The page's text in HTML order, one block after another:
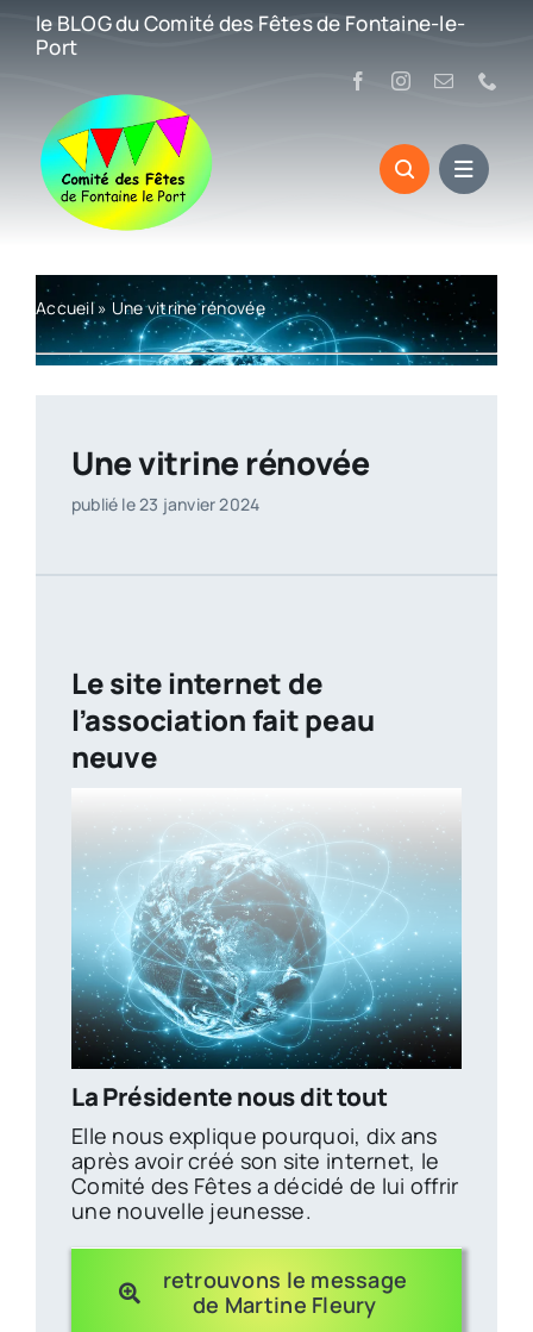
Passer
contenu
le BLOG du Comité des Fêtes de Fontaine-le-
Port
Accueil» Une vitrine rénovée
Une vitrine rénovée
publié le 23 janvier 2024
Le site internet de
l’association fait peau
neuve
La Présidente nous dit tout
Elle nous explique pourquoi, dix ans
après avoir créé son site internet, le
Comité des Fêtes a décidé de lui offrir
une nouvelle jeunesse.
retrouvons le message
de Martine Fleury